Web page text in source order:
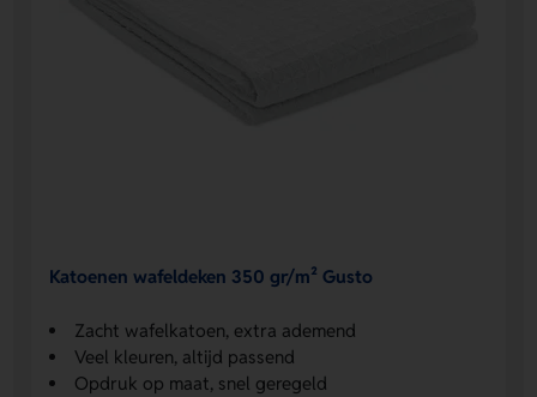
Katoenen wafeldeken 350 gr/m² Gusto
Zacht wafelkatoen, extra ademend
Veel kleuren, altijd passend
Opdruk op maat, snel geregeld